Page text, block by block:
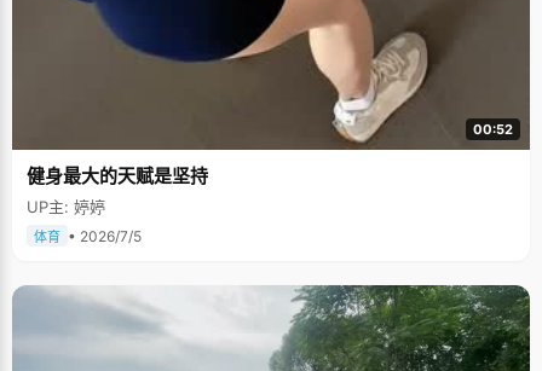
00:52
健身最大的天赋是坚持
UP主: 婷婷
体育 • 2026/7/5